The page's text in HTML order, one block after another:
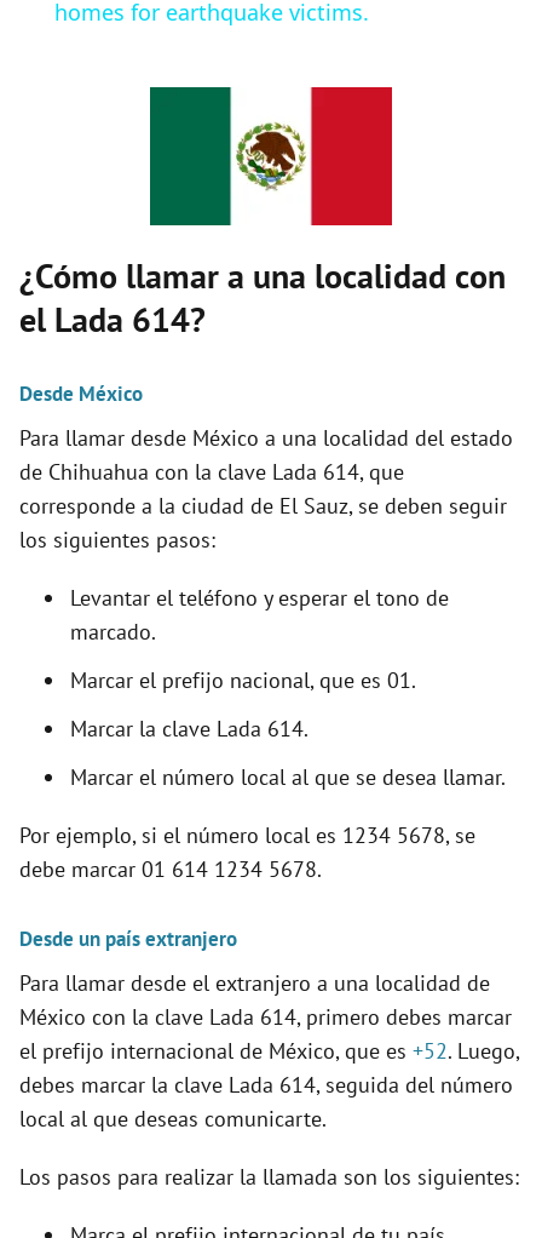
a
V
o
homes for earthquake victims.
¿Cómo llamar a una localidad con
el Lada 614?
Desde México
Para llamar desde México a una localidad del estado
de Chihuahua con la clave Lada 614, que
corresponde a la ciudad de El Sauz, se deben seguir
los siguientes pasos:
Levantar el teléfono y esperar el tono de
marcado.
Marcar el prefijo nacional, que es 01.
Marcar la clave Lada 614.
Marcar el número local al que se desea llamar.
Por ejemplo, si el número local es 1234 5678, se
debe marcar 01 614 1234 5678.
Desde un país extranjero
Para llamar desde el extranjero a una localidad de
México con la clave Lada 614, primero debes marcar
el prefijo internacional de México, que es +52. Luego,
debes marcar la clave Lada 614, seguida del número
local al que deseas comunicarte.
Los pasos para realizar la llamada son los siguientes: